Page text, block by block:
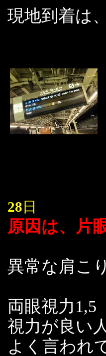
現地到着は
28 日
原因は、片
異常な肩こ
両眼視力1,5
視力が良い
よく言われ